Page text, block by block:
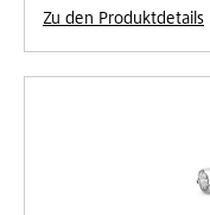
Zu den Produktdetails